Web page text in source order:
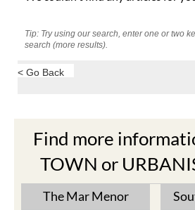
Tip: Try using our search, enter one or two
search (more results).
< Go Back
Find more
TOWN or
The Mar Menor